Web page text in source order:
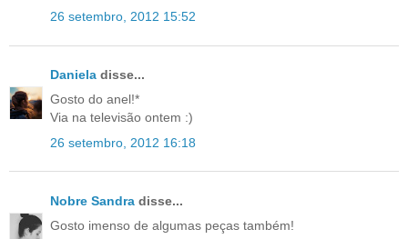
26 setembro, 2012 15:52
Daniela disse...
Gosto do anel!*
Via na televisão ontem :)
26 setembro, 2012 16:18
Nobre Sandra disse...
Gosto imenso de algumas peças também!